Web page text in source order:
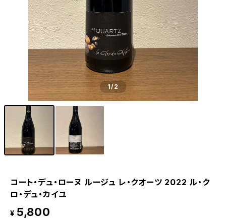
1/2
コート・デュ・ローヌ ルージュ レ・クオーツ 2022 ル・ク
ロ・デュ・カイユ
¥ 5,800